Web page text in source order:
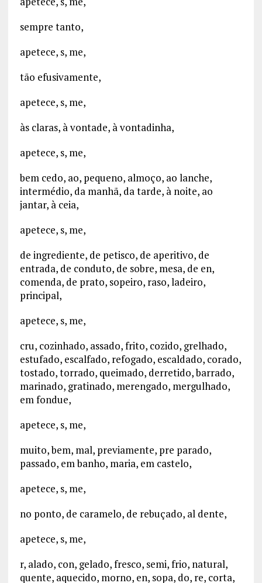
sempre tanto,
apetece, s, me,
tão efusivamente,
apetece, s, me,
às claras, à vontade, à vontadinha,
apetece, s, me,
bem cedo, ao, pequeno, almoço, ao lanche,
intermédio, da manhã, da tarde, à noite, ao
jantar, à ceia,
apetece, s, me,
de ingrediente, de petisco, de aperitivo, de
entrada, de conduto, de sobre, mesa, de en,
comenda, de prato, sopeiro, raso, ladeiro,
principal,
apetece, s, me,
cru, cozinhado, assado, frito, cozido, grelhado,
estufado, escalfado, refogado, escaldado, corado,
tostado, torrado, queimado, derretido, barrado,
marinado, gratinado, merengado, mergulhado,
em fondue,
apetece, s, me,
muito, bem, mal, previamente, pre parado,
passado, em banho, maria, em castelo,
apetece, s, me,
no ponto, de caramelo, de rebuçado, al dente,
apetece, s, me,
r, alado, con, gelado, fresco, semi, frio, natural,
quente, aquecido, morno, en, sopa, do, re, corta,